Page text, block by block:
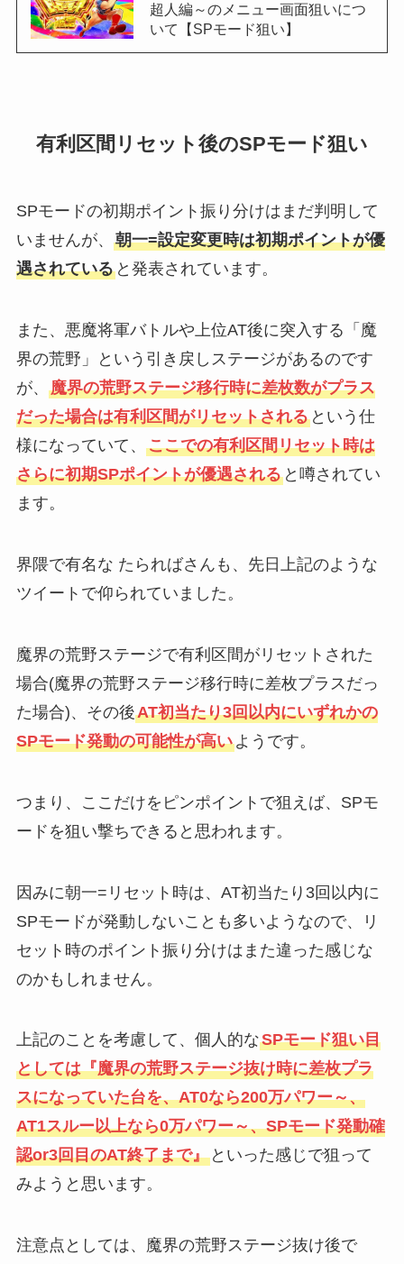
超人編～のメニュー画面狙いにつ
いて【SPモード狙い】
有利区間リセット後のSPモード狙い
SPモードの初期ポイント振り分けはまだ判明して
いませんが、 朝一=設定変更時は初期ポイントが優
遇されていると発表されています。
また、悪魔将軍バトルや上位AT後に突入する「魔
界の荒野」という引き戻しステージがあるのです
が、 魔界の荒野ステージ移行時に差枚数がプラス
だった場合は有利区間がリセットされるという仕
様になっていて、 ここでの有利区間リセット時は
さらに初期SPポイントが優遇されると噂されてい
ます。
界隈で有名な たらればさんも、先日上記のような
ツイートで仰られていました。
魔界の荒野ステージで有利区間がリセットされた
場合(魔界の荒野ステージ移行時に差枚プラスだっ
た場合)、その後AT初当たり3回以内にいずれかの
SPモード発動の可能性が高いようです。
つまり、ここだけをピンポイントで狙えば、SPモ
ードを狙い撃ちできると思われます。
因みに朝一=リセット時は、AT初当たり3回以内に
SPモードが発動しないことも多いようなので、リ
セット時のポイント振り分けはまた違った感じな
のかもしれません。
上記のことを考慮して、個人的なSPモード狙い目
としては『魔界の荒野ステージ抜け時に差枚プラ
スになっていた台を、AT0なら200万パワー～、
AT1スルー以上なら0万パワー～、SPモード発動確
認or3回目のAT終了まで』といった感じで狙って
みようと思います。
注意点としては、魔界の荒野ステージ抜け後で